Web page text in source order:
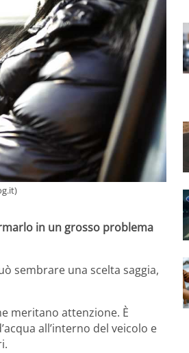
in un grosso problema
sembrare una scelta saggia,
meritano attenzione. È
all’interno del veicolo e